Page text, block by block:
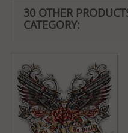
30 OTHER
CATEGORY: